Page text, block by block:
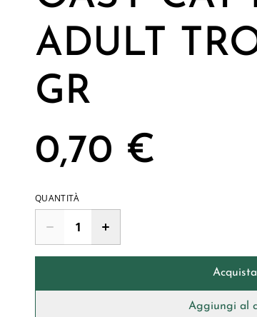
ADULT
GR
0,70 €
QUANTITÀ
Aggiungi al